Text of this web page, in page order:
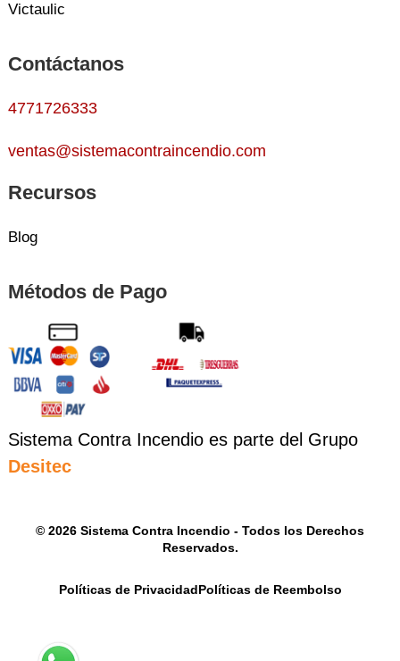
Victaulic
Contáctanos
4771726333
ventas@sistemacontraincendio.com
Recursos
Blog
Métodos de Pago
Sistema Contra Incendio es parte del Grupo
Desitec
© 2026 Sistema Contra Incendio - Todos los Derechos
Reservados.
Políticas de PrivacidadPolíticas de Reembolso